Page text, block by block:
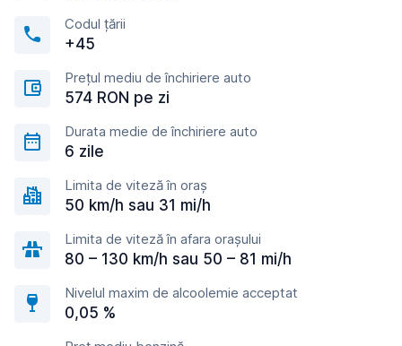
Codul țării
+45
Prețul mediu de închiriere auto
574 RON pe zi
Durata medie de închiriere auto
6 zile
Limita de viteză în oraș
50 km/h sau 31 mi/h
Limita de viteză în afara orașului
80 – 130 km/h sau 50 – 81 mi/h
Nivelul maxim de alcoolemie acceptat
0,05 %